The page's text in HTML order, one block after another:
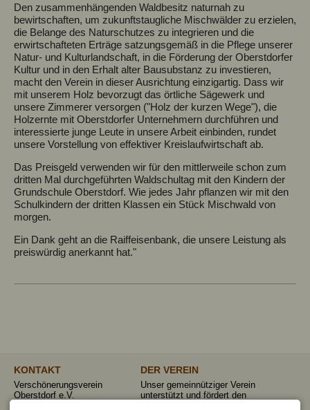
Den zusammenhängenden Waldbesitz naturnah zu
bewirtschaften, um zukunftstaugliche Mischwälder zu erzielen,
die Belange des Naturschutzes zu integrieren und die
erwirtschafteten Erträge satzungsgemäß in die Pflege unserer
Natur- und Kulturlandschaft, in die Förderung der Oberstdorfer
Kultur und in den Erhalt alter Bausubstanz zu investieren,
macht den Verein in dieser Ausrichtung einzigartig. Dass wir
mit unserem Holz bevorzugt das örtliche Sägewerk und
unsere Zimmerer versorgen ("Holz der kurzen Wege"), die
Holzernte mit Oberstdorfer Unternehmern durchführen und
interessierte junge Leute in unsere Arbeit einbinden, rundet
unsere Vorstellung von effektiver Kreislaufwirtschaft ab.
Das Preisgeld verwenden wir für den mittlerweile schon zum
dritten Mal durchgeführten Waldschultag mit den Kindern der
Grundschule Oberstdorf. Wie jedes Jahr pflanzen wir mit den
Schulkindern der dritten Klassen ein Stück Mischwald von
morgen.
Ein Dank geht an die Raiffeisenbank, die unsere Leistung als
preiswürdig anerkannt hat."
KONTAKT
Verschönerungsverein
Oberstdorf e.V.
DER VEREIN
Unser gemeinnütziger Verein
unterstützt und fördert den